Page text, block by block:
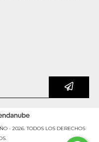
- 2026. TODOS LOS DERECHOS